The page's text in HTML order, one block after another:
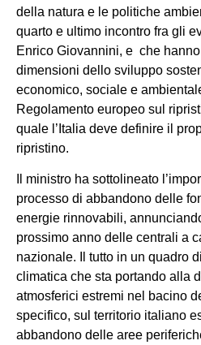
della natura e le politiche
quarto e ultimo incontro fra gli
Enrico Giovannini, e che
dimensioni dello sviluppo
economico, sociale e
Regolamento europeo sul
quale l’Italia deve definire il
ripristino.
Il ministro ha sottolineato
processo di abbandono delle
energie rinnovabili,
prossimo anno delle centrali a
nazionale. Il tutto in un quadro
climatica che sta portando alla
atmosferici estremi nel bacino
specifico, sul territorio italiano
abbandono delle aree